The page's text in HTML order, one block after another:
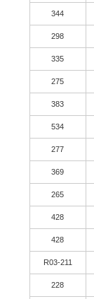
344
298
335
275
383
534
277
369
265
428
428
R03-211
228